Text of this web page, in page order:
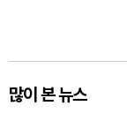
많이 본 뉴스